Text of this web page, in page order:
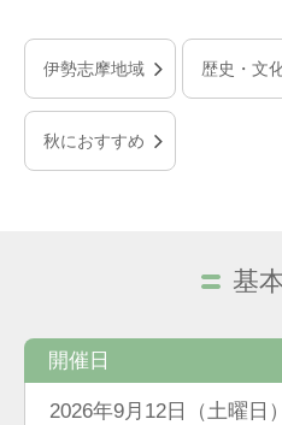
伊勢志摩地域 歴史・文
秋におすすめ
基
開催日
2026年9月12日（土曜日